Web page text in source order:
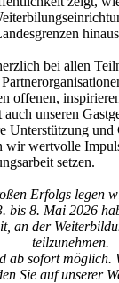
bei allen
offenen,
unseren
Unterstützung und
wir wertvolle
setzen.
Erfolgs legen
bis 8. Mai 2026
an der
teilzunehmen.
ab sofort möglich.
Sie auf unserer